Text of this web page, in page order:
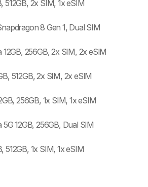
512GB, 2x SIM, 1x eSIM
8 Gen 1, Dual SIM
12GB, 256GB, 2x SIM, 2x eSIM
512GB, 2x SIM, 2x eSIM
256GB, 1x SIM, 1x eSIM
12GB, 256GB, Dual SIM
512GB, 1x SIM, 1x eSIM